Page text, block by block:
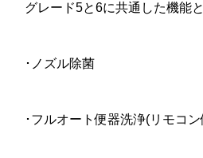
グレード5と6に共通した機能
･ノズル除菌
･フルオート便器洗浄(リモコ